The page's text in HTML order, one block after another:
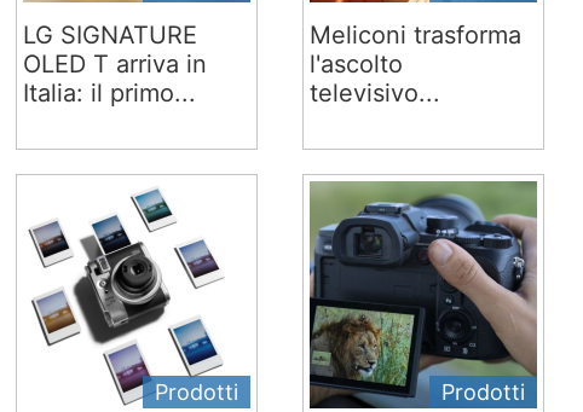
LG SIGNATURE
OLED T arriva in
Italia: il primo...
Meliconi trasforma
l'ascolto
televisivo...
Prodotti Prodotti